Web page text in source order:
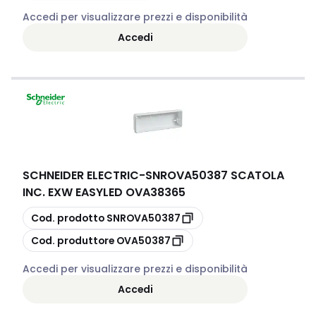
Accedi per visualizzare prezzi e disponibilità
Accedi
SCHNEIDER ELECTRIC-SNROVA50387 SCATOLA
INC. EXW EASYLED OVA38365
copia
Cod. prodotto SNROVA50387
copia
Cod. produttore OVA50387
Accedi per visualizzare prezzi e disponibilità
Accedi